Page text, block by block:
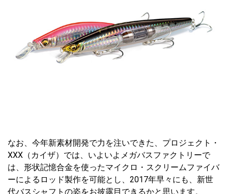
なお、今年新素材開発で力を注いできた、プロジェクト・
XXX（カイザ）では、いよいよメガバスファクトリーで
は、形状記憶合金を使ったマイクロ・スクリームファイバ
ーによるロッド製作を可能とし、2017年早々にも、新世
代バスシャフトの姿をお披露目できるかと思います。